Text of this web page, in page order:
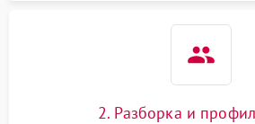
2. Разборка и